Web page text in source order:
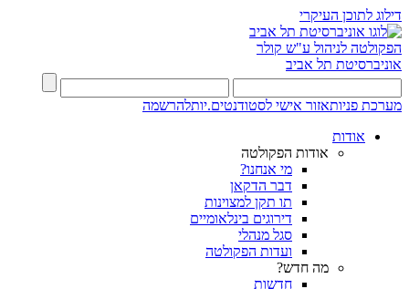
דילוג לתוכן העיקרי
הפקולטה לניהול ע"ש קולר
אוניברסיטת תל אביב
מערכת פניותאזור אישי לסטודנטים.יותלהרשמה
אודות
אודות הפקולטה
מי אנחנו?
דבר הדקאן
תו תקן למצוינות
דירוגים בינלאומיים
סגל מנהלי
ועדות הפקולטה
מה חדש?
חדשות